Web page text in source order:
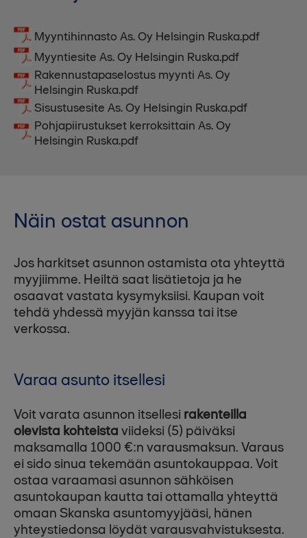
Myyntihinnasto As. Oy Helsingin Ruska.pdf
Myyntiesite As. Oy Helsingin Ruska.pdf
Rakennustapaselostus myynti As. Oy
Helsingin Ruska.pdf
Sisustusesite As. Oy Helsingin Ruska.pdf
Pohjapiirustukset kerroksittain As. Oy
Helsingin Ruska.pdf
Näin ostat asunnon
Jos harkitset asunnon ostamista ota yhteyttä
myyjiimme. Heiltä saat lisätietoja ja he
osaavat vastata kysymyksiisi. Kaupan voit
tehdä yhdessä myyjän kanssa tai itse
verkossa.
Varaa asunto itsellesi
Voit varata asunnon itsellesi rakenteilla
olevista kohteista viideksi (5) päiväksi
maksamalla 1000 €:n varausmaksun. Varaus
ei sido sinua tekemään asuntokauppaa. Voit
ostaa varaamasi asunnon sähköisen
asuntokaupan kautta tai ottamalla yhteyttä
omaan Skanska asuntomyyjääsi, hänen
yhteystiedonsa löydät varausvahvistuksesta.